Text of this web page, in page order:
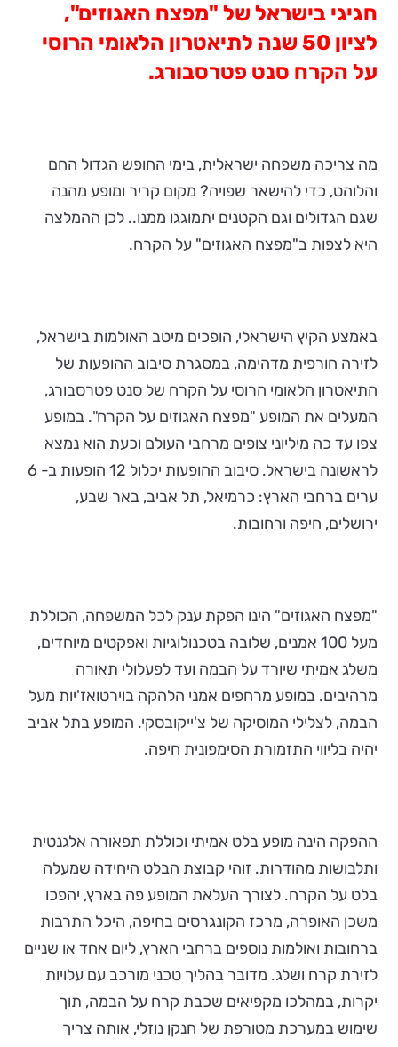
חגיגי בישראל של "מפצח האגוזים",
לציון 50 שנה לתיאטרון הלאומי הרוסי
על הקרח סנט פטרסבורג.
מה צריכה משפחה ישראלית, בימי החופש הגדול החם
והלוהט, כדי להישאר שפויה? מקום קריר ומופע מהנה
שגם הגדולים וגם הקטנים יתמוגגו ממנו.. לכן ההמלצה
היא לצפות ב"מפצח האגוזים" על הקרח.
באמצע הקיץ הישראלי, הופכים מיטב האולמות בישראל,
לזירה חורפית מדהימה, במסגרת סיבוב ההופעות של
התיאטרון הלאומי הרוסי על הקרח של סנט פטרסבורג,
המעלים את המופע "מפצח האגוזים על הקרח". במופע
צפו עד כה מיליוני צופים מרחבי העולם וכעת הוא נמצא
לראשונה בישראל. סיבוב ההופעות יכלול 12 הופעות ב- 6
ערים ברחבי הארץ: כרמיאל, תל אביב, באר שבע,
ירושלים, חיפה ורחובות.
"מפצח האגוזים" הינו הפקת ענק לכל המשפחה, הכוללת
מעל 100 אמנים, שלובה בטכנולוגיות ואפקטים מיוחדים,
משלג אמיתי שיורד על הבמה ועד לפעלולי תאורה
מרהיבים. במופע מרחפים אמני הלהקה בוירטואז'יות מעל
הבמה, לצלילי המוסיקה של צ'ייקובסקי. המופע בתל אביב
יהיה בליווי התזמורת הסימפונית חיפה.
ההפקה הינה מופע בלט אמיתי וכוללת תפאורה אלגנטית
ותלבושות מהודרות. זוהי קבוצת הבלט היחידה שמעלה
בלט על הקרח. לצורך העלאת המופע פה בארץ, יהפכו
משכן האופרה, מרכז הקונגרסים בחיפה, היכל התרבות
ברחובות ואולמות נוספים ברחבי הארץ, ליום אחד או שניים
לזירת קרח ושלג. מדובר בהליך טכני מורכב עם עלויות
יקרות, במהלכו מקפיאים שכבת קרח על הבמה, תוך
שימוש במערכת מטורפת של חנקן נוזלי, אותה צריך